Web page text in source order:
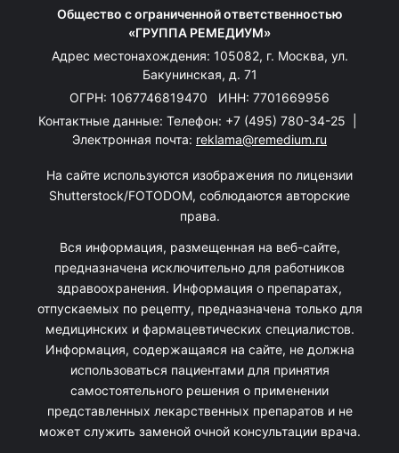
Общество с ограниченной ответственностью
«ГРУППА РЕМЕДИУМ»
Адрес местонахождения: 105082, г. Москва, ул.
Бакунинская, д. 71
ОГРН: 1067746819470 ИНН: 7701669956
Контактные данные: Телефон: +7 (495) 780-34-25
Электронная почта: reklama@remedium.ru
На сайте используются изображения по лицензии
Shutterstock/FOTODOM, соблюдаются авторские
права.
Вся информация, размещенная на веб-сайте,
предназначена исключительно для работников
здравоохранения. Информация о препаратах,
отпускаемых по рецепту, предназначена только для
медицинских и фармацевтических специалистов.
Информация, содержащаяся на сайте, не должна
использоваться пациентами для принятия
самостоятельного решения о применении
представленных лекарственных препаратов и не
может служить заменой очной консультации врача.